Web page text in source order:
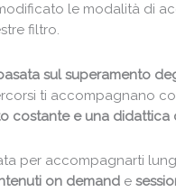
le modalità di
filtro.
sul superamento
ti accompagnano
costante e una didattica
per accompagnarti
on demand e